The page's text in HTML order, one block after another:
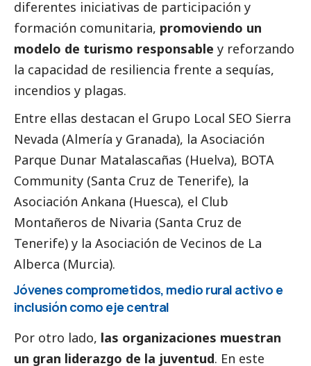
diferentes iniciativas de participación y
formación comunitaria, promoviendo un
modelo de turismo responsable y reforzando
la capacidad de resiliencia frente a sequías,
incendios y plagas.
Entre ellas destacan el Grupo Local SEO Sierra
Nevada (Almería y Granada), la Asociación
Parque Dunar Matalascañas (Huelva), BOTA
Community (Santa Cruz de Tenerife), la
Asociación Ankana (Huesca), el Club
Montañeros de Nivaria (Santa Cruz de
Tenerife) y la Asociación de Vecinos de La
Alberca (Murcia).
Jóvenes comprometidos, medio rural activo e
inclusión como eje central
Por otro lado, las organizaciones muestran
un gran liderazgo de la juventud. En este